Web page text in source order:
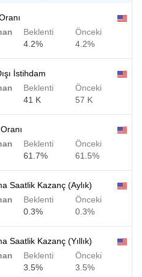
Beklenti
4.2%
Önceki
4.2%
İstihdam
Beklenti
41 K
Önceki
57 K
Beklenti
61.7%
Önceki
61.5%
Saatlik Kazanç (Aylık)
Beklenti
0.3%
Önceki
0.3%
Saatlik Kazanç (Yıllık)
Beklenti
3.5%
Önceki
3.5%